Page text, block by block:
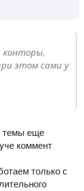
конторы,
этом сами у
темы еще
коммент
только с